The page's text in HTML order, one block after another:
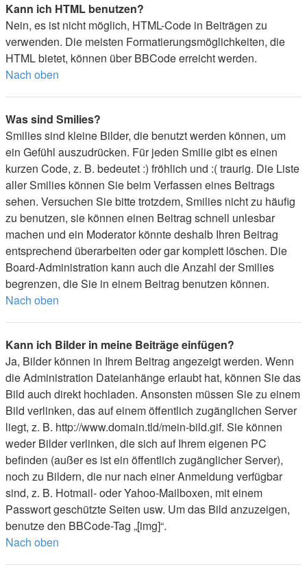
Kann ich HTML benutzen?
Nein, es ist nicht möglich, HTML-Code in Beiträgen zu
verwenden. Die meisten Formatierungsmöglichkeiten, die
HTML bietet, können über BBCode erreicht werden.
Nach oben
Was sind Smilies?
Smilies sind kleine Bilder, die benutzt werden können, um
ein Gefühl auszudrücken. Für jeden Smilie gibt es einen
kurzen Code, z. B. bedeutet :) fröhlich und :( traurig. Die Liste
aller Smilies können Sie beim Verfassen eines Beitrags
sehen. Versuchen Sie bitte trotzdem, Smilies nicht zu häufig
zu benutzen, sie können einen Beitrag schnell unlesbar
machen und ein Moderator könnte deshalb Ihren Beitrag
entsprechend überarbeiten oder gar komplett löschen. Die
Board-Administration kann auch die Anzahl der Smilies
begrenzen, die Sie in einem Beitrag benutzen können.
Nach oben
Kann ich Bilder in meine Beiträge einfügen?
Ja, Bilder können in Ihrem Beitrag angezeigt werden. Wenn
die Administration Dateianhänge erlaubt hat, können Sie das
Bild auch direkt hochladen. Ansonsten müssen Sie zu einem
Bild verlinken, das auf einem öffentlich zugänglichen Server
liegt, z. B. http://www.domain.tld/mein-bild.gif. Sie können
weder Bilder verlinken, die sich auf Ihrem eigenen PC
befinden (außer es ist ein öffentlich zugänglicher Server),
noch zu Bildern, die nur nach einer Anmeldung verfügbar
sind, z. B. Hotmail- oder Yahoo-Mailboxen, mit einem
Passwort geschützte Seiten usw. Um das Bild anzuzeigen,
benutze den BBCode-Tag „[img]“.
Nach oben